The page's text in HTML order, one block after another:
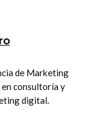
de Marketing
consultoría y
digital.